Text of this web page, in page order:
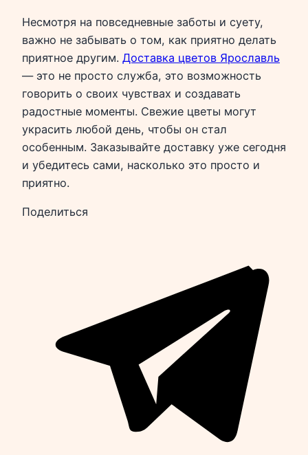
Несмотря на повседневные заботы и суету,
важно не забывать о том, как приятно делать
приятное другим. Доставка цветов Ярославль
— это не просто служба, это возможность
говорить о своих чувствах и создавать
радостные моменты. Свежие цветы могут
украсить любой день, чтобы он стал
особенным. Заказывайте доставку уже сегодня
и убедитесь сами, насколько это просто и
приятно.
Поделиться